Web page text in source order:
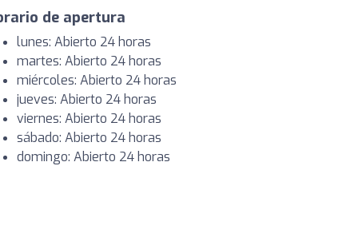
de apertura
lunes: Abierto 24 horas
martes: Abierto 24 horas
miércoles: Abierto 24 horas
jueves: Abierto 24 horas
viernes: Abierto 24 horas
sábado: Abierto 24 horas
domingo: Abierto 24 horas